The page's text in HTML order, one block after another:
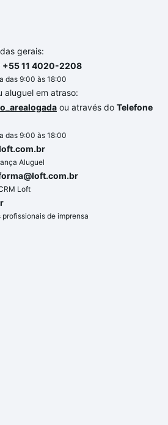
gerais:
+55 11 4020-2208
das 9:00 às 18:00
aluguel em atraso:
ou através do Telefone
das 9:00 às 18:00
Aluguel
Loft
de imprensa